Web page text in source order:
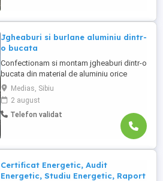
Jgheaburi si burlane aluminiu dintr-
o bucata
Confectionam si montam jgheaburi dintr-o
bucata din material de aluminiu orice
lungime . Jgheabul se face la fata locului
dupa lungimea necesara. Avem diferite
dimensiuni si culori, astfel clientul poate
alege varianta potrivita pentru casa lui.
Suntem deschisi la colaborari pe termen
Medias, Sibiu
2 august
Telefon validat
Certificat Energetic, Audit
Energetic, Studiu Energetic, Raport